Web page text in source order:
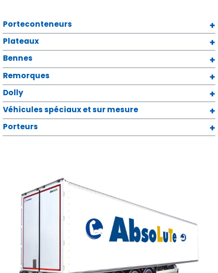
Porteconteneurs
Plateaux
Bennes
Remorques
Dolly
Véhicules spéciaux et sur mesure
Porteurs